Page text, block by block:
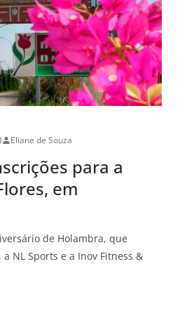
Eliane de Souza
para a
em
de Holambra, que
NL Sports e a Inov Fitness &